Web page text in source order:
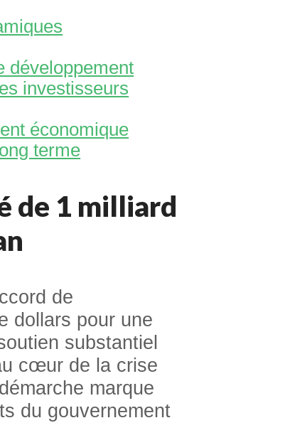
développement
investisseurs
économique
terme
de 1 milliard
de
dollars pour une
substantiel
cœur de la crise
marque
du gouvernement